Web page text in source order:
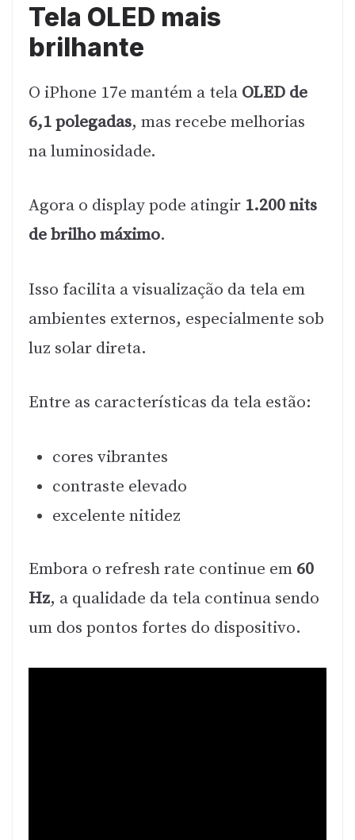
Tela OLED mais
brilhante
O iPhone 17e mantém a tela OLED de
6,1 polegadas, mas recebe melhorias
na luminosidade.
Agora o display pode atingir 1.200 nits
de brilho máximo.
Isso facilita a visualização da tela em
ambientes externos, especialmente sob
luz solar direta.
Entre as características da tela estão:
cores vibrantes
contraste elevado
excelente nitidez
Embora o refresh rate continue em 60
Hz, a qualidade da tela continua sendo
um dos pontos fortes do dispositivo.